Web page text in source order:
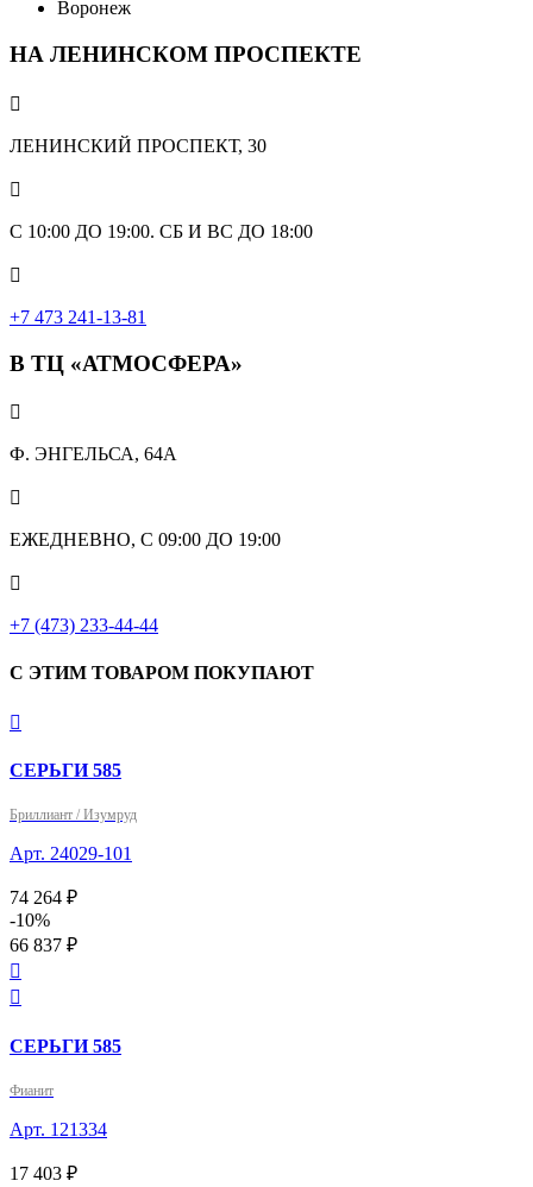
Воронеж
НА ЛЕНИНСКОМ ПРОСПЕКТЕ

ЛЕНИНСКИЙ ПРОСПЕКТ, 30

С 10:00 ДО 19:00. СБ И ВС ДО 18:00

+7 473 241-13-81
В ТЦ «АТМОСФЕРА»

Ф. ЭНГЕЛЬСА, 64А

ЕЖЕДНЕВНО, С 09:00 ДО 19:00

+7 (473) 233-44-44
С ЭТИМ ТОВАРОМ ПОКУПАЮТ

СЕРЬГИ 585
Бриллиант / Изумруд
Арт. 24029-101
74 264 ₽
-10%
66 837 ₽


СЕРЬГИ 585
Фианит
Арт. 121334
17 403 ₽